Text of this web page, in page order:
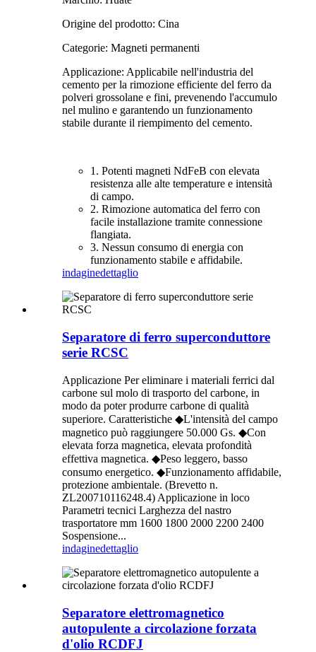
Origine del prodotto: Cina
Categorie: Magneti permanenti
Applicazione: Applicabile nell'industria del
cemento per la rimozione efficiente del ferro da
polveri grossolane e fini, prevenendo l'accumulo
nel mulino e garantendo un funzionamento
stabile durante il riempimento del cemento.
1. Potenti magneti NdFeB con elevata
resistenza alle alte temperature e intensità
di campo.
2. Rimozione automatica del ferro con
facile installazione tramite connessione
flangiata.
3. Nessun consumo di energia con
funzionamento stabile e affidabile.
indaginedettaglio
Separatore di ferro superconduttore
serie RCSC
Applicazione Per eliminare i materiali ferrici dal
carbone sul molo di trasporto del carbone, in
modo da poter produrre carbone di qualità
superiore. Caratteristiche ◆L'intensità del campo
magnetico può raggiungere 50.000 Gs. ◆Con
elevata forza magnetica, elevata profondità
effettiva magnetica. ◆Peso leggero, basso
consumo energetico. ◆Funzionamento affidabile,
protezione ambientale. (Brevetto n.
ZL200710116248.4) Applicazione in loco
Parametri tecnici Larghezza del nastro
trasportatore mm 1600 1800 2000 2200 2400
Sospensione...
indaginedettaglio
Separatore elettromagnetico
autopulente a circolazione forzata
d'olio RCDFJ